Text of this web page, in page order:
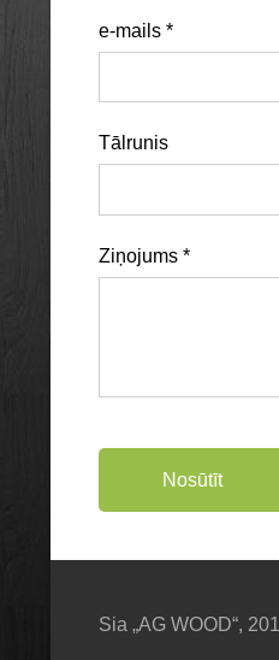
e-mails *
Tālrunis
Ziņojums *
Sia „AG WOOD“,